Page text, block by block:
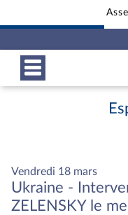
Aller en bas de la page
Vendredi 18 mars
Ukraine -
ZELENSKY le